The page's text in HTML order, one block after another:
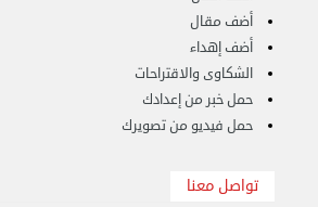
أضف مقال
أضف إهداء
الشكاوى والاقتراحات
حمل خبر من إعدادك
حمل فيديو من تصويرك
تواصل معنا